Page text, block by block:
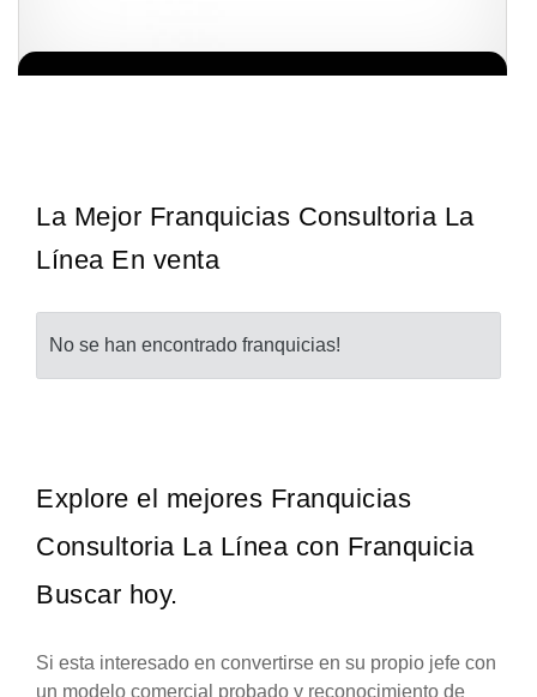
La Mejor Franquicias Consultoria La
Línea En venta
No se han encontrado franquicias!
Explore el mejores Franquicias
Consultoria La Línea con Franquicia
Buscar hoy.
Si esta interesado en convertirse en su propio jefe con
un modelo comercial probado y reconocimiento de